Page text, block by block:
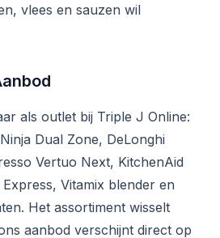
vlees en sauzen wil
als outlet bij Triple J Online:
Dual Zone, DeLonghi
Vertuo Next, KitchenAid
Vitamix blender en
Het assortiment wisselt
aanbod verschijnt direct op